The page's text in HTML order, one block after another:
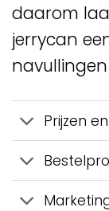
daarom
jerrycan
Prijzen